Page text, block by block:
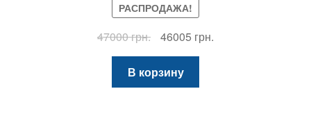
РАСПРОДАЖА!
47000грн.
Первоначальная
цена
составляла
47000 грн..
46005 грн.Текущая
В корзину